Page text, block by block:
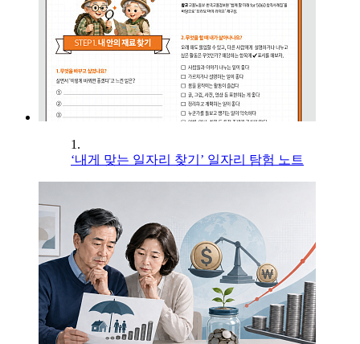
1.
‘내게 맞는 일자리 찾기’ 일자리 탐험 노트